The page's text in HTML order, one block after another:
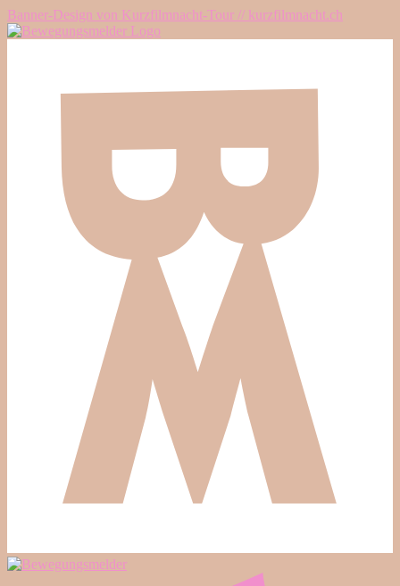
Banner-Design von Kurzfilmnacht-Tour // kurzfilmnacht.ch